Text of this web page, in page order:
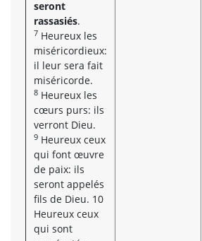
seront
rassasiés.
7Heureux les
miséricordieux:
il leur sera fait
miséricorde.
8Heureux les
cœurs purs: ils
verront Dieu.
9Heureux ceux
qui font œuvre
de paix: ils
seront appelés
fils de Dieu. 10
Heureux ceux
qui sont